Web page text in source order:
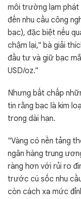
môi trường lạm phát
đến nhu cầu công
bạc), đặc biệt nếu
chậm lại," bà giải
đầu tư và giữ bạc
USD/oz."
Nhưng bất chấp
tin rằng bạc là kim
trong dài hạn.
"Vàng có nền tảng
ngân hàng trung
ràng hơn với rủi ro
trước cú sốc nhu
còn cách xa mức